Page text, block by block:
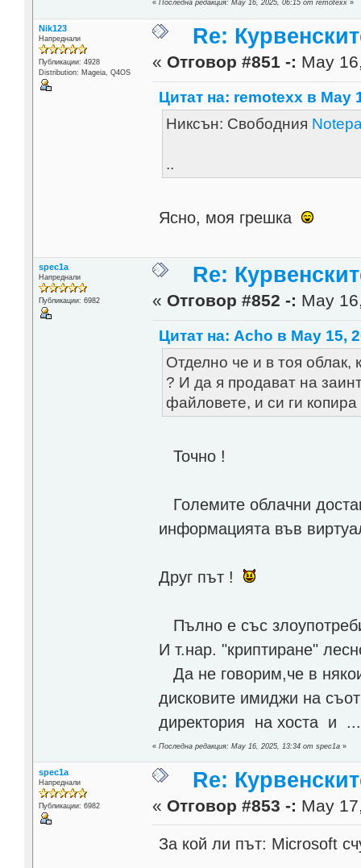
«Последна редакция: May 16, 2025, 06:15 от remotexx »
Nik123
Напреднали
Публикации: 4928
Distribution: Mageia, Q4OS
Re:
« Отговор #851 -: May
Цитат на: remotexx в May
Никсън: Свободния
..
Ясно, моя грешка
spec1a
Напреднали
Публикации: 6982
Re:
« Отговор #852 -: May
Цитат на: Acho в May 15,
Отделно че и в тоя
? И да я продават на
файловете, и си ги копира
Точно !
Големите облачни
информацията във
Друг път !
Пълно е със
И т.нар. "криптиране"
Да не говорим,чe в
дисковите имиджи на
директория на хоста и
«Последна редакция: May 16, 2025, 13:34 от spec1a »
spec1a
Напреднали
Публикации: 6982
Re:
« Отговор #853 -: May
За кой ли път: Microsoft